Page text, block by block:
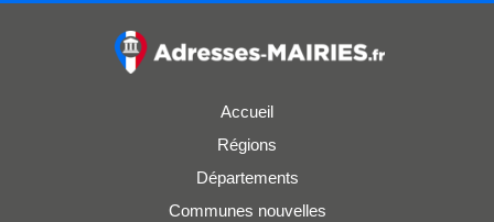
Accueil
Régions
Départements
Communes nouvelles